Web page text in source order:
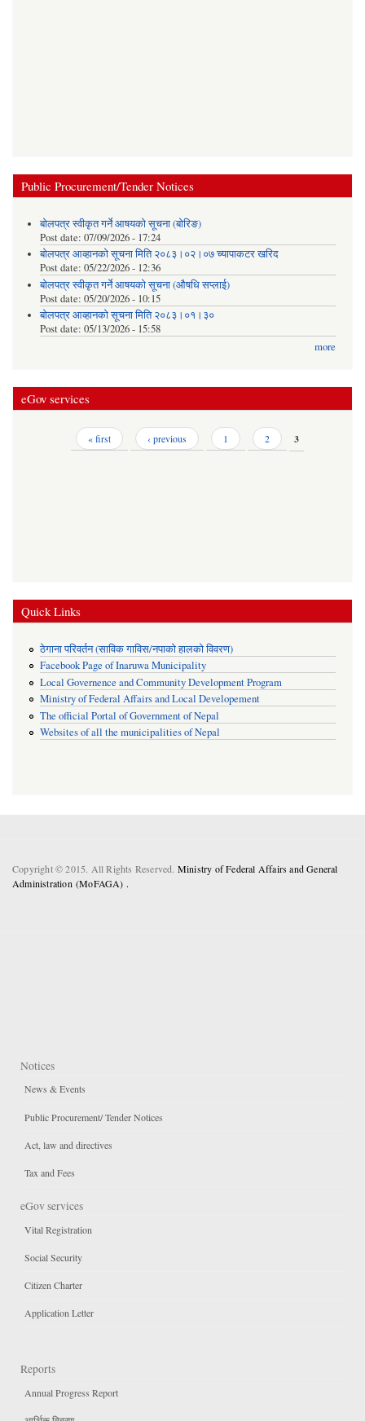
Public Procurement/Tender Notices
बोलपत्र स्वीकृत गर्ने आषयको सूचना (बोरिङ)
Post date: 07/09/2026 - 17:24
बोलपत्र आव्हानको सूचना मिति २०८३।०२।०७ च्यापाकटर खरिद
Post date: 05/22/2026 - 12:36
बोलपत्र स्वीकृत गर्ने आषयको सूचना (औषधि सप्लाई)
Post date: 05/20/2026 - 10:15
बोलपत्र आव्हानको सूचना मिति २०८३।०१।३०
Post date: 05/13/2026 - 15:58
more
eGov services
« first ‹ previous 1 2 3
Quick Links
ठेगाना परिवर्तन (साविक गाविस/नपाको हालको विवरण)
Facebook Page of Inaruwa Municipality
Local Governence and Community Development Program
Ministry of Federal Affairs and Local Developement
The official Portal of Government of Nepal
Websites of all the municipalities of Nepal
Copyright © 2015. All Rights Reserved. Ministry of Federal Affairs and General
Administration (MoFAGA) .
Notices
News & Events
Public Procurement/ Tender Notices
Act, law and directives
Tax and Fees
eGov services
Vital Registration
Social Security
Citizen Charter
Application Letter
Reports
Annual Progress Report